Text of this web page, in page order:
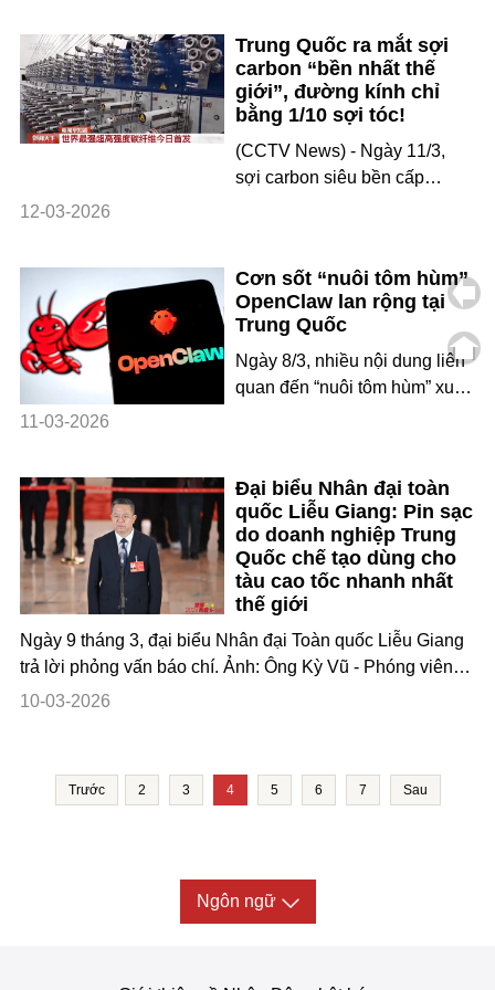
phóng thành công vệ tinh Thí
nghiệm 30 số 03, 04, hai vệ
tinh đã thuận lợi đi vào quỹ
đạo dự định, nhiệm vụ phóng
thành công tốt đẹp. Vệ tinh Thí
nghiệm 30 số 0
Trung Quốc ra mắt sợi
carbon “bền nhất thế
giới”, đường kính chỉ
bằng 1/10 sợi tóc!
(CCTV News) - Ngày 11/3,
sợi carbon siêu bền cấp
lấp đầy khoảng trống phát
minh, đánh dấu một bước
nhảy vọt trong lĩnh vực chế
tạo sợi carbon siêu bền của
Trung Quốc. Sản phẩm này do
12-03-2026
Cơn sốt “nuôi tôm hùm”
OpenClaw lan rộng tại
Trung Quốc
Ngày 8/3, nhiều nội dung liên
quan đến “nuôi tôm hùm” xuất
Quốc. Theo báo chí Trung
Quốc, “tôm hùm” ở đây không
phải món hải sản quen thuộc
mà là một tác nhân AI (AI
Agent) mã nguồn mở có tên
OpenClaw. Do logo của ứ
11-03-2026
Đại biểu Nhân đại toàn
quốc Liễu Giang: Pin sạc
do doanh nghiệp Trung
Quốc chế tạo dùng cho
tàu cao tốc nhanh nhất
thế giới
Ngày 9 tháng 3, đại biểu Nhân đại Toàn quốc Liễu Giang
trả lời phỏng vấn báo chí. Ảnh: Ông Kỳ Vũ - Phóng viên
Nhân Dân nhật báo điện tử (Tân Hoa xã) - Ngày 9 tháng
quốc Trung Quốc khóa XIV,
10-03-2026
Trước 2 3 4 5 6 7 Sau
Ngôn ngữ